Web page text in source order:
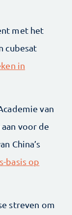
met het
cubesat
in
van
voor de
China’s
basis op
streven om